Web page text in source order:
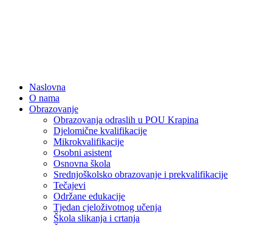
Naslovna
O nama
Obrazovanje
Obrazovanja odraslih u POU Krapina
Djelomične kvalifikacije
Mikrokvalifikacije
Osobni asistent
Osnovna škola
Srednjoškolsko obrazovanje i prekvalifikacije
Tečajevi
Održane edukacije
Tjedan cjeloživotnog učenja
Škola slikanja i crtanja